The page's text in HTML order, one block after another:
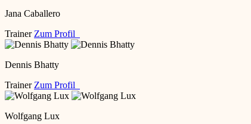
Jana Caballero
Trainer Zum Profil
Dennis Bhatty
Trainer Zum Profil
Wolfgang Lux